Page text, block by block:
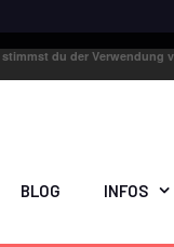
BLOG INFOS
du der Verwendung